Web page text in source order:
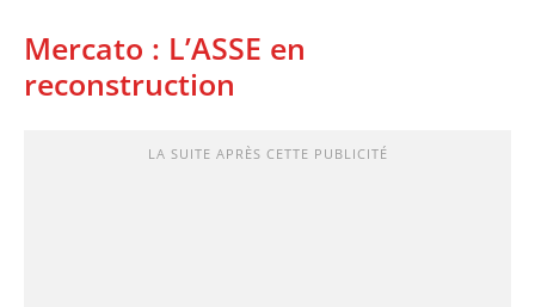
Mercato : L’ASSE en
reconstruction
LA SUITE APRÈS CETTE PUBLICITÉ